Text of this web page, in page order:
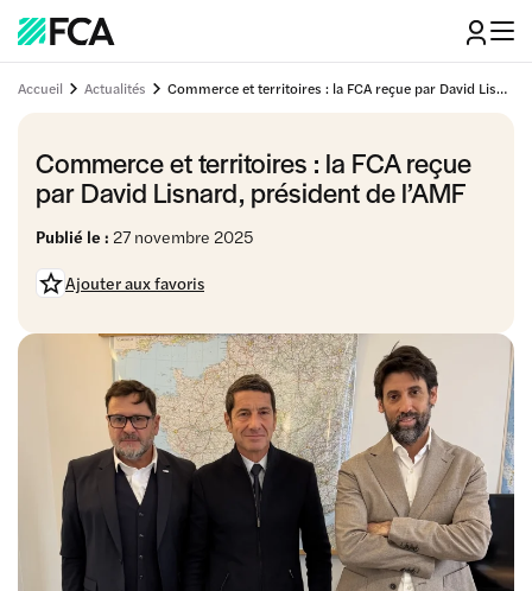
Accueil Actualités Commerce et territoires : la FCA reçue par David Lisnard, président de l’AMF
Commerce et territoires : la FCA reçue
par David Lisnard, président de l’AMF
Publié le : 27 novembre 2025
Ajouter aux favoris